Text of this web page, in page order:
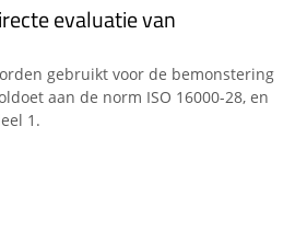
evaluatie van
gebruikt voor de bemonstering
aan de norm ISO 16000-28, en
1.